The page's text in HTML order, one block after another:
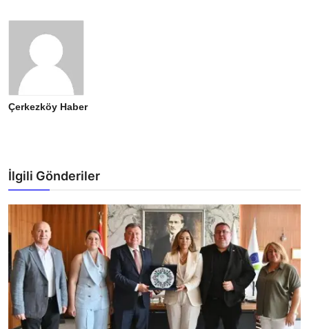
Çerkezköy Haber
İlgili Gönderiler